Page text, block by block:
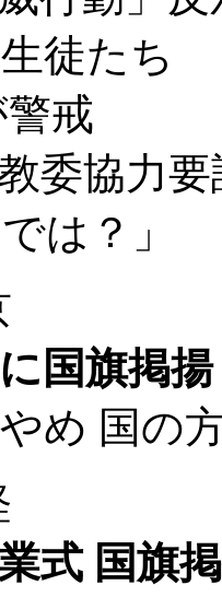
徒たち
戒
委協力
は？」
国旗掲
め 国の
式 国旗